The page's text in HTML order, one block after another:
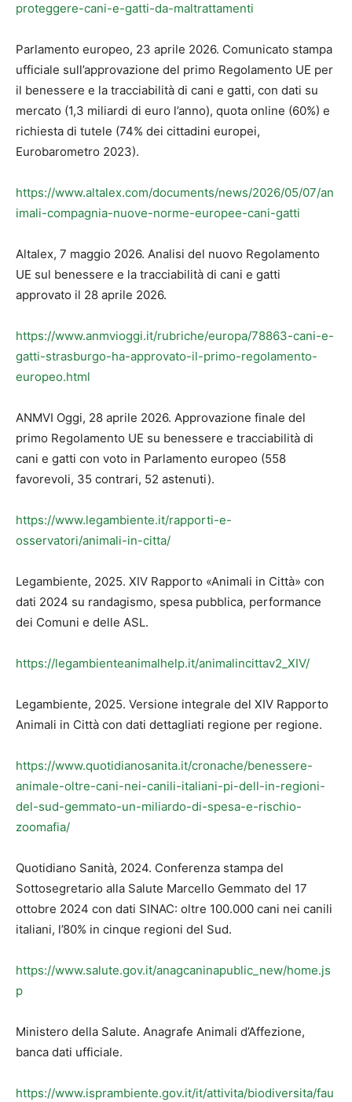
proteggere-cani-e-gatti-da-maltrattamenti
Parlamento europeo, 23 aprile 2026. Comunicato stampa
ufficiale sull’approvazione del primo Regolamento UE per
il benessere e la tracciabilità di cani e gatti, con dati su
mercato (1,3 miliardi di euro l’anno), quota online (60%) e
richiesta di tutele (74% dei cittadini europei,
Eurobarometro 2023).
https://www.altalex.com/documents/news/2026/05/07/an
imali-compagnia-nuove-norme-europee-cani-gatti
Altalex, 7 maggio 2026. Analisi del nuovo Regolamento
UE sul benessere e la tracciabilità di cani e gatti
approvato il 28 aprile 2026.
https://www.anmvioggi.it/rubriche/europa/78863-cani-e-
gatti-strasburgo-ha-approvato-il-primo-regolamento-
europeo.html
ANMVI Oggi, 28 aprile 2026. Approvazione finale del
primo Regolamento UE su benessere e tracciabilità di
cani e gatti con voto in Parlamento europeo (558
favorevoli, 35 contrari, 52 astenuti).
https://www.legambiente.it/rapporti-e-
osservatori/animali-in-citta/
Legambiente, 2025. XIV Rapporto «Animali in Città» con
dati 2024 su randagismo, spesa pubblica, performance
dei Comuni e delle ASL.
https://legambienteanimalhelp.it/animalincittav2_XIV/
Legambiente, 2025. Versione integrale del XIV Rapporto
Animali in Città con dati dettagliati regione per regione.
https://www.quotidianosanita.it/cronache/benessere-
animale-oltre-cani-nei-canili-italiani-pi-dell-in-regioni-
del-sud-gemmato-un-miliardo-di-spesa-e-rischio-
zoomafia/
Quotidiano Sanità, 2024. Conferenza stampa del
Sottosegretario alla Salute Marcello Gemmato del 17
ottobre 2024 con dati SINAC: oltre 100.000 cani nei canili
italiani, l’80% in cinque regioni del Sud.
https://www.salute.gov.it/anagcaninapublic_new/home.js
p
Ministero della Salute. Anagrafe Animali d’Affezione,
banca dati ufficiale.
https://www.isprambiente.gov.it/it/attivita/biodiversita/fau